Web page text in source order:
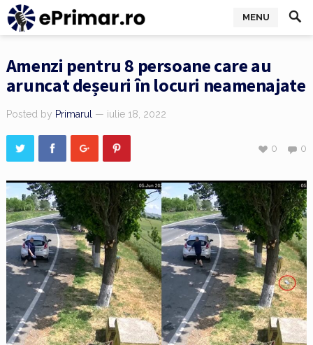
MENU
Amenzi pentru 8 persoane care au
aruncat deșeuri în locuri neamenajate
Posted by Primarul — iulie 18, 2022
0
0